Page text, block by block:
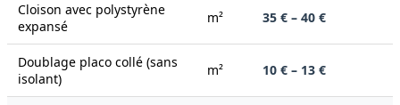
Cloison avec polystyrène
expansé
m² 35 € – 40 €
Doublage placo collé (sans
isolant)
m² 10 € – 13 €